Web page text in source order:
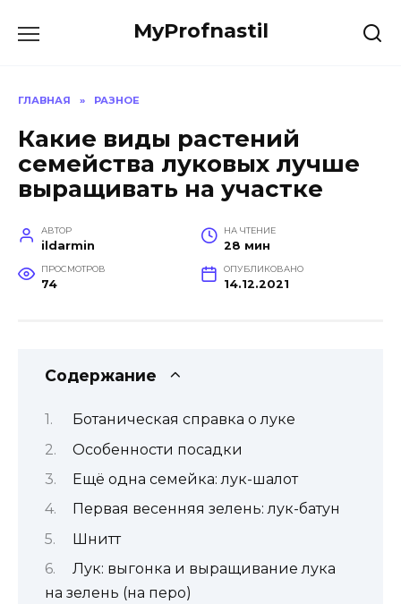
MyProfnastil
ГЛАВНАЯ » РАЗНОЕ
Какие виды растений
семейства луковых лучше
выращивать на участке
АВТОР
ildarmin
НА ЧТЕНИЕ
28 мин
ПРОСМОТРОВ
74
ОПУБЛИКОВАНО
14.12.2021
Содержание
Ботаническая справка о луке
Особенности посадки
Ещё одна семейка: лук-шалот
Первая весенняя зелень: лук-батун
Шнитт
Лук: выгонка и выращивание лука
на зелень (на перо)